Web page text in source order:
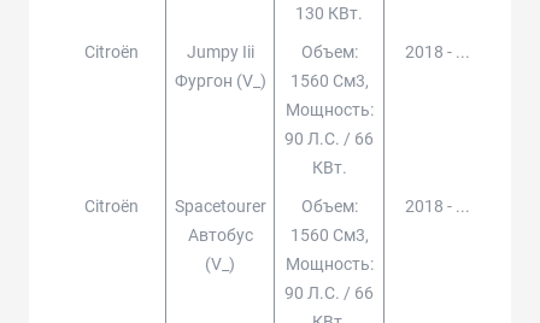
130 КВт.
Citroën
Jumpy Iii
Фургон (v_)
Объем:
1560 См3,
Мощность:
90 Л.с. / 66
КВт.
2018 - ...
Citroën
Spacetourer
Автобус
(v_)
Объем:
1560 См3,
Мощность:
90 Л.с. / 66
2018 - ...